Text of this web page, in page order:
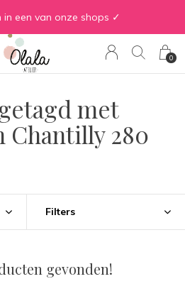
0
in een van onze shops ✓
met
Chantilly 280
Filters
gevonden!